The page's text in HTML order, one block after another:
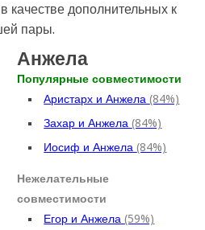
качестве дополнительных к
пары.
Анжела
Популярные совместимости
Аристарх и Анжела(84%)
Захар и Анжела(84%)
Иосиф и Анжела(84%)
Нежелательные
совместимости
Егор и Анжела(59%)